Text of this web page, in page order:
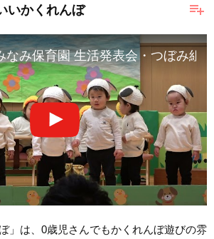
playlist_add
いかくれんぼ
なみ保育園 生活発表会・つぼみ組
」は、0歳児さんでもかくれんぼ遊びの雰